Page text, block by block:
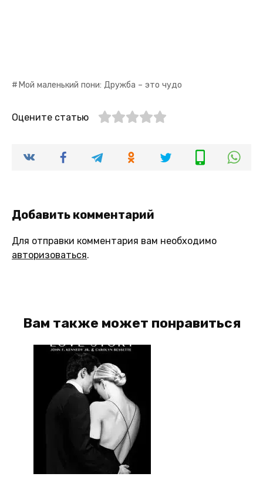
Мой маленький пони: Дружба – это чудо
Оцените статью
Добавить комментарий
Для отправки комментария вам необходимо
авторизоваться.
Вам также может понравиться